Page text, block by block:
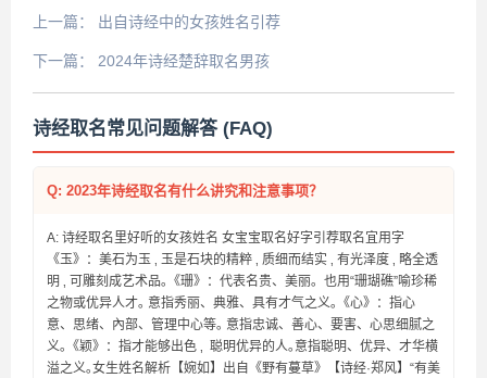
上一篇： 出自诗经中的女孩姓名引荐
下一篇： 2024年诗经楚辞取名男孩
诗经取名常见问题解答 (FAQ)
Q: 2023年诗经取名有什么讲究和注意事项？
A: 诗经取名里好听的女孩姓名 女宝宝取名好字引荐取名宜用字
《玉》：美石为玉 ‚ 玉是石块的精粹 ‚ 质细而结实 ‚ 有光泽度 ‚ 略全透
明 ‚ 可雕刻成艺术品｡《珊》：代表名贵、美丽｡ 也用“珊瑚礁”喻珍稀
之物或优异人才｡ 意指秀丽、典雅、具有才气之义｡《心》：指心
意、思绪、內部、管理中心等｡ 意指忠诚、善心、要害、心思细腻之
义｡《颖》：指才能够出色 ‚ 聪明优异的人｡意指聪明、优异、才华横
溢之义｡女生姓名解析【婉如】出自《野有蔓草》【诗经·郑风】“有美